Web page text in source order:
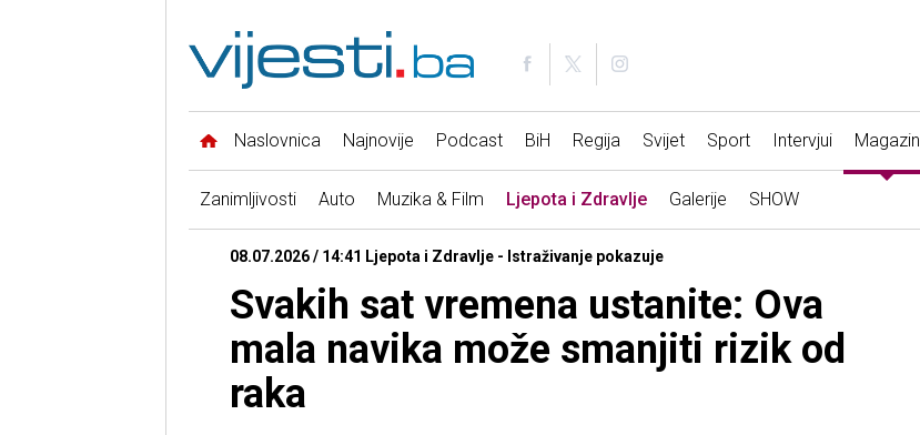
Naslovnica Najnovije Podcast BiH Regija Svijet Sport Intervjui Magazin
Zanimljivosti Auto Muzika & Film Ljepota i Zdravlje Galerije SHOW
08.07.2026 / 14:41 Ljepota i Zdravlje - Istraživanje pokazuje
Svakih sat vremena ustanite: Ova
mala navika može smanjiti rizik od
raka